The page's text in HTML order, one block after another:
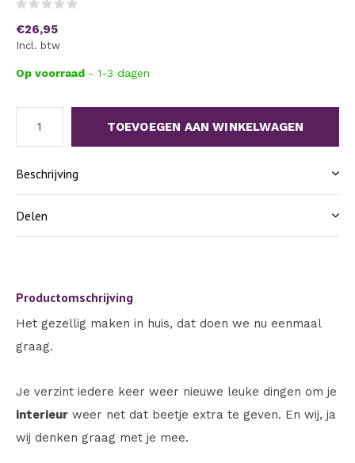
€26,95
Incl. btw
Op voorraad - 1-3 dagen
TOEVOEGEN AAN WINKELWAGEN
Beschrijving
Delen
Productomschrijving
Het gezellig maken in huis, dat doen we nu eenmaal
graag.
Je verzint iedere keer weer nieuwe leuke dingen om je
interieur weer net dat beetje extra te geven. En wij, ja
wij denken graag met je mee.